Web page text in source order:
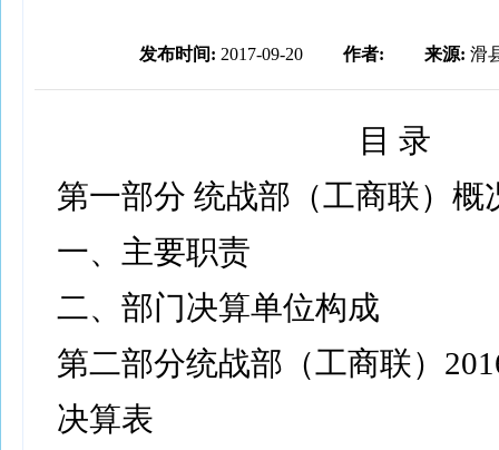
发布时间: 2017-09-20 作者: 来源: 滑
目 录
第一部分 统战部（工商联）概
一、主要职责
二、部门决算单位构成
第二部分统战部（工商联）
决算表